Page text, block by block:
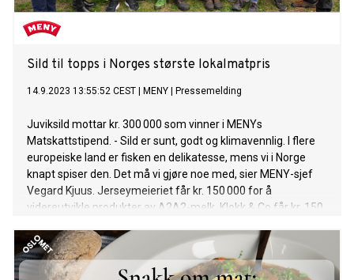
Sild til topps i Norges største lokalmatpris
14.9.2023 13:55:52 CEST MENY Pressemelding
Juviksild mottar kr. 300 000 som vinner i MENYs
Matskattstipend. - Sild er sunt, godt og klimavennlig. I flere
europeiske land er fisken en delikatesse, mens vi i Norge
knapt spiser den. Det må vi gjøre noe med, sier MENY-sjef
Vegard Kjuus. Jerseymeieriet får kr. 150 000 for å
videreutvikle produkter av A2A2-melk. Klokk & Co får kr. 150
naturlige råvarer.